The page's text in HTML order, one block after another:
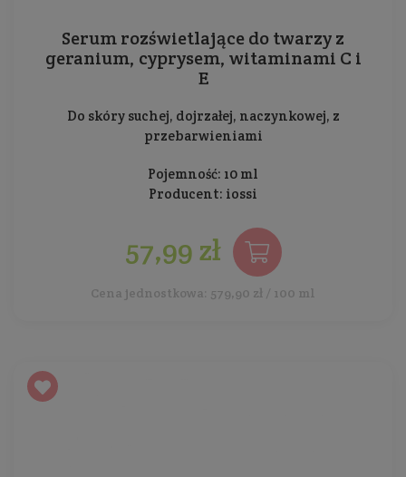
Serum rozświetlające do twarzy z
geranium, cyprysem, witaminami C i
E
Do skóry suchej, dojrzałej, naczynkowej, z
przebarwieniami
Pojemność: 10 ml
Producent: iossi
57,99 zł
Cena jednostkowa: 579,90 zł / 100 ml